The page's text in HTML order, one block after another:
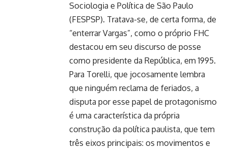
Sociologia e Política de São Paulo
(FESPSP). Tratava-se, de certa forma, de
“enterrar Vargas”, como o próprio FHC
destacou em seu discurso de posse
como presidente da República, em 1995.
Para Torelli, que jocosamente lembra
que ninguém reclama de feriados, a
disputa por esse papel de protagonismo
é uma característica da própria
construção da política paulista, que tem
três eixos principais: os movimentos e